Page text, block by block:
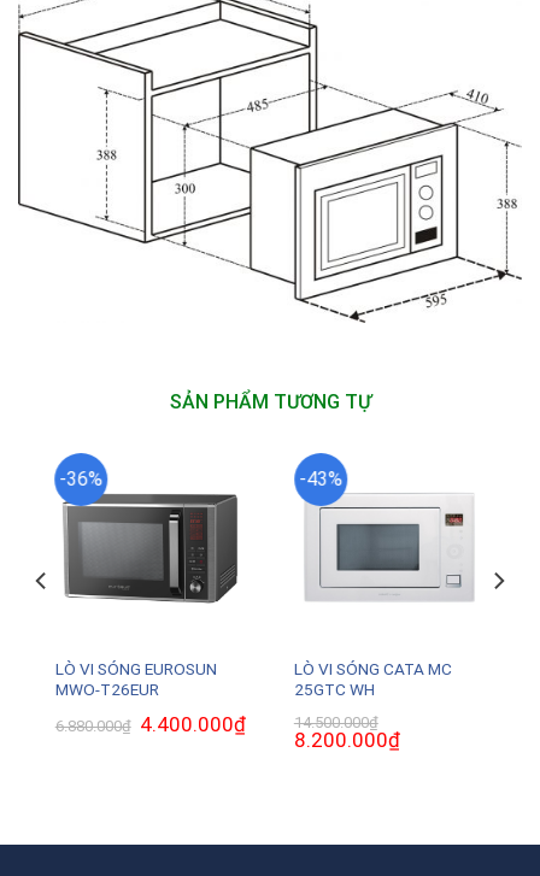
SẢN PHẨM TƯƠNG TỰ
-36%
LÒ VI SÓNG EUROSUN
MWO-T26EUR
6.880.000₫
Giá
gốc
4.400.000₫Giá
hiện
-43%
LÒ VI SÓNG CATA MC
25GTC WH
14.500.000₫
Giá
gốc
8.200.000₫Giá
hiện